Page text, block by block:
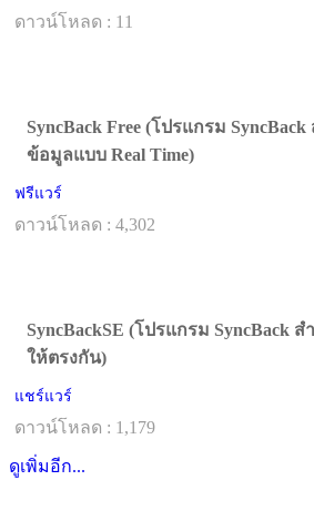
ดาวน์โหลด : 11
SyncBack Free (โปรแกรม
ข้อมูลแบบ Real Time)
ฟรีแวร์
ดาวน์โหลด : 4,302
SyncBackSE (โปรแกรม SyncBack
ให้ตรงกัน)
แชร์แวร์
ดาวน์โหลด : 1,179
ดูเพิ่มอีก...